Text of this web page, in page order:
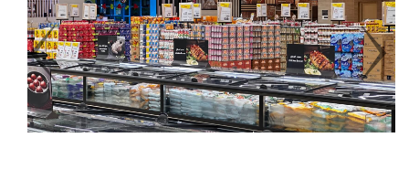
Set Youtube Channel ID